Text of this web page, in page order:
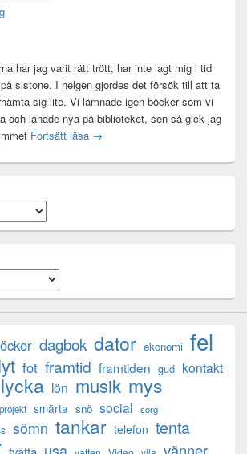
har jag varit rätt trött, har inte lagt mig i tid
sistone. I helgen gjordes det försök till att ta
sig lite. Vi lämnade igen böcker som vi
och lånade nya på biblioteket, sen så gick jag
Fortsätt läsa Mental anteckning
→
dagbok dator ekonomi fel
fot framtid framtiden gud kontakt
lycka lön musik mys
projekt smärta snö social sorg
sömn tankar telefon tenta
usa vänner